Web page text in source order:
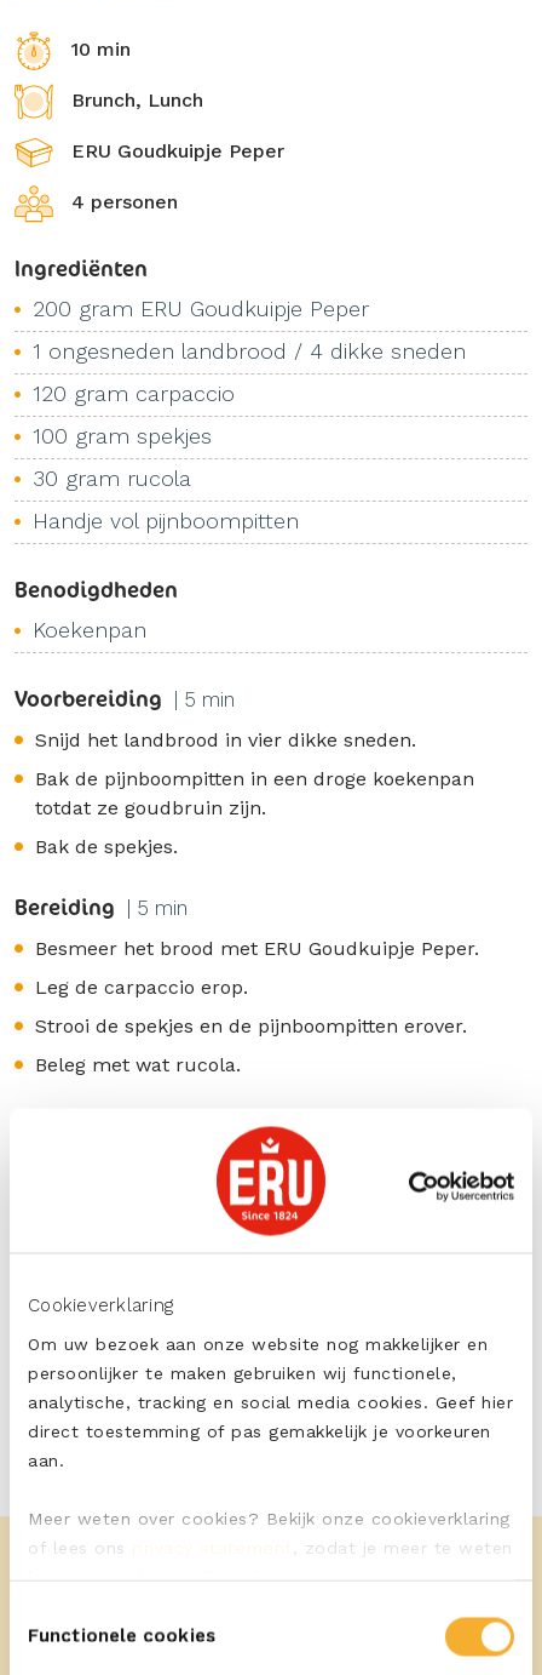
Cookieverklaring
Om uw bezoek aan onze website nog makkelijker en
persoonlijker te maken gebruiken wij functionele,
analytische, tracking en social media cookies. Geef hier
direct toestemming of pas gemakkelijk je voorkeuren
aan.
Meer weten over cookies? Bekijk onze cookieverklaring
of lees ons privacy statement
, zodat je meer te weten
Functionele cookies
10 min
Brunch, Lunch
ERU Goudkuipje Peper
4 personen
Ingrediënten
200 gram ERU Goudkuipje Peper
1 ongesneden landbrood / 4 dikke sneden
120 gram carpaccio
100 gram spekjes
30 gram rucola
Handje vol pijnboompitten
Benodigdheden
Koekenpan
Voorbereiding | 5 min
Snijd het landbrood in vier dikke sneden.
Bak de pijnboompitten in een droge koekenpan
totdat ze goudbruin zijn.
Bak de spekjes.
Bereiding | 5 min
Besmeer het brood met ERU Goudkuipje Peper.
Leg de carpaccio erop.
Strooi de spekjes en de pijnboompitten erover.
Beleg met wat rucola.
DELEN